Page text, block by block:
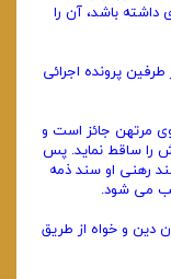
داشته باشد، آن را
پرونده اجرائی
مرتهن جائز است و
را ساقط نماید. پس
رهنی او سند ذمه
می‌ شود.
دین و خواه از طریق